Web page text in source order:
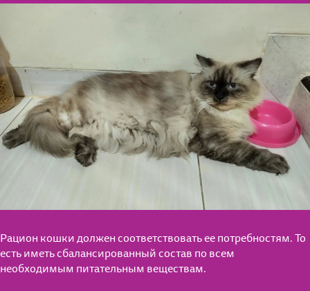
Рацион кошки должен соответствовать ее потребностям. То
есть иметь сбалансированный состав по всем
необходимым питательным веществам.